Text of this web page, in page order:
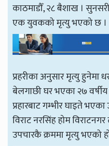
काठमाडौँ, २८ बैशाख ।
एक युवकको मृत्यु भएको छ ।
प्रहरीका अनुसार मृत्यु हुनेमा
बेलगाछी घर भएका २७
प्रहारबाट गम्भीर घाइते
विराट नरसिंह होम
उपचारकै क्रममा मृत्यु भएको